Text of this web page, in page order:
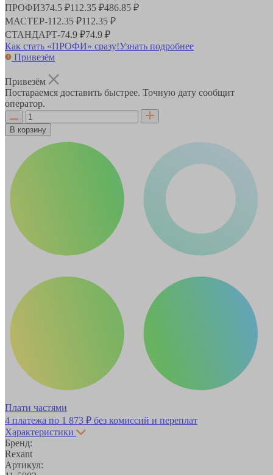
ПРОФИ374.5 ₽112.35 ₽486.85 ₽
МАСТЕР-112.35 ₽112.35 ₽
СТАНДАРТ-74.9 ₽74.9 ₽
Как стать «ПРОФИ» сразу!Узнать подробнее
Привезём
Привезём
Постараемся доставить быстрее. Точную дату сообщит
оператор.
В корзину
Плати частями
4 платежа по 1 873 ₽ без комиссий и переплат
Характеристики
Бренд:
Rexant
Артикул: